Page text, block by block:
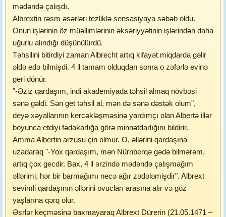
mədəndə çalışdı.
Albrextin rəsm əsərləri tezliklə sensasiyaya səbəb oldu.
Onun işlərinin öz müəllimlərinin əksəriyyətinin işlərindən daha
uğurlu alındığı düşünülürdü.
Təhsilini bitirdiyi zaman Albrecht artıq kifayət miqdarda gəlir
əldə edə bilmişdi. 4 il tamam olduqdan sonra o zəfərlə evinə
geri dönür.
"-Əziz qardaşım, indi akademiyada təhsil almaq növbəsi
sənə gəldi. Sən get təhsil al, mən də sənə dəstək olum",
deyə xəyallarının kercəkləşməsinə yardımçı olan Albertə illər
boyunca etdiyi fədakarlığa görə minnətdarlığını bildirir.
Amma Albertin arzusu çin olmur. O, əllərini qardaşına
uzadaraq "-Yox qardaşım, mən Nürnberqə gədə bilmərəm,
artıq çox gecdir. Bax, 4 il ərzində mədəndə çalışmağım
əllərimi, hər bir barmağımı necə ağır zədələmişdir". Albrext
sevimli qardaşının əllərini ovucları arasına alır və göz
yaşlarına qərq olur.
Əsrlər keçməsinə baxmayaraq Albrext Dürerin (21.05.1471 –